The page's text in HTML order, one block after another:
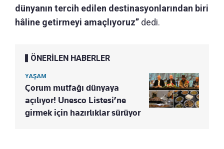
dünyanın tercih edilen destinasyonlarından biri
hâline getirmeyi amaçlıyoruz” dedi.
ÖNERİLEN HABERLER
YAŞAM
Çorum mutfağı dünyaya
açılıyor! Unesco Listesi’ne
girmek için hazırlıklar sürüyor